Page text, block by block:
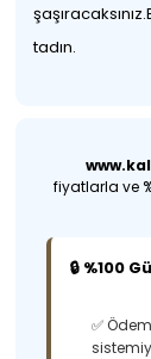
tadın.
fiyatlarla ve
🔒 %100
✅